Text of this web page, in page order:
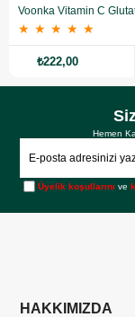
★ ★ ★ ★ ★
₺222,00
Hemen
Üyelik koşullarını ve
HAKKIMIZDA